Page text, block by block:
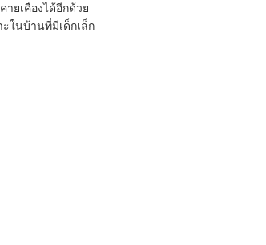
ยเคืองได้อีกด้วย
ในบ้านที่มีเด็กเล็ก